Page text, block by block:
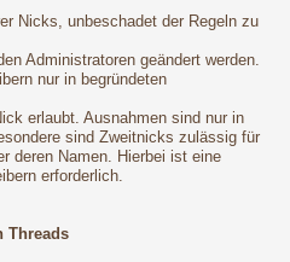
Nicks, unbeschadet der Regeln zu
Administratoren geändert werden.
nur in begründeten
erlaubt. Ausnahmen sind nur in
sind Zweitnicks zulässig für
deren Namen. Hierbei ist eine
erforderlich.
Threads